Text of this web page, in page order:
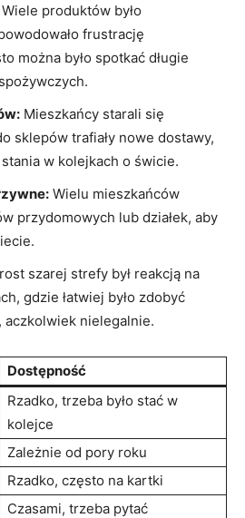
Wiele produktów było
frustrację
można było spotkać długie
Mieszkańcy starali się
sklepów trafiały nowe dostawy,
w kolejkach o świcie.
Wielu mieszkańców
przydomowych lub działek, aby
szarej strefy był reakcją na
gdzie łatwiej było zdobyć
aczkolwiek nielegalnie.
Dostępność
Rzadko, trzeba było stać w
kolejce
Zależnie od pory roku
Rzadko, często na kartki
Czasami, trzeba pytać